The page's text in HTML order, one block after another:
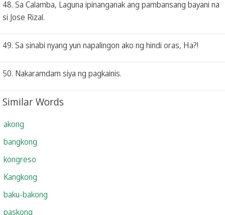
48. Sa Calamba, Laguna ipinanganak ang pambansang bayani na
si Jose Rizal.
49. Sa sinabi nyang yun napalingon ako ng hindi oras, Ha?!
50. Nakaramdam siya ng pagkainis.
Similar Words
akong
bangkong
kongreso
Kangkong
baku-bakong
paskong